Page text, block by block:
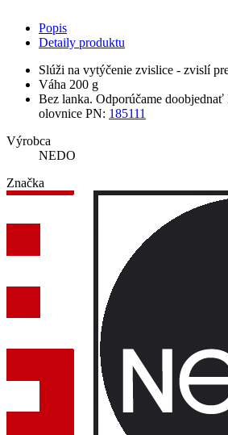
Popis
Detaily produktu
Slúži na vytýčenie zvislice - zvislí
Váha 200 g
Bez lanka. Odporúčame
olovnice PN: 185111
Výrobca
NEDO
Značka